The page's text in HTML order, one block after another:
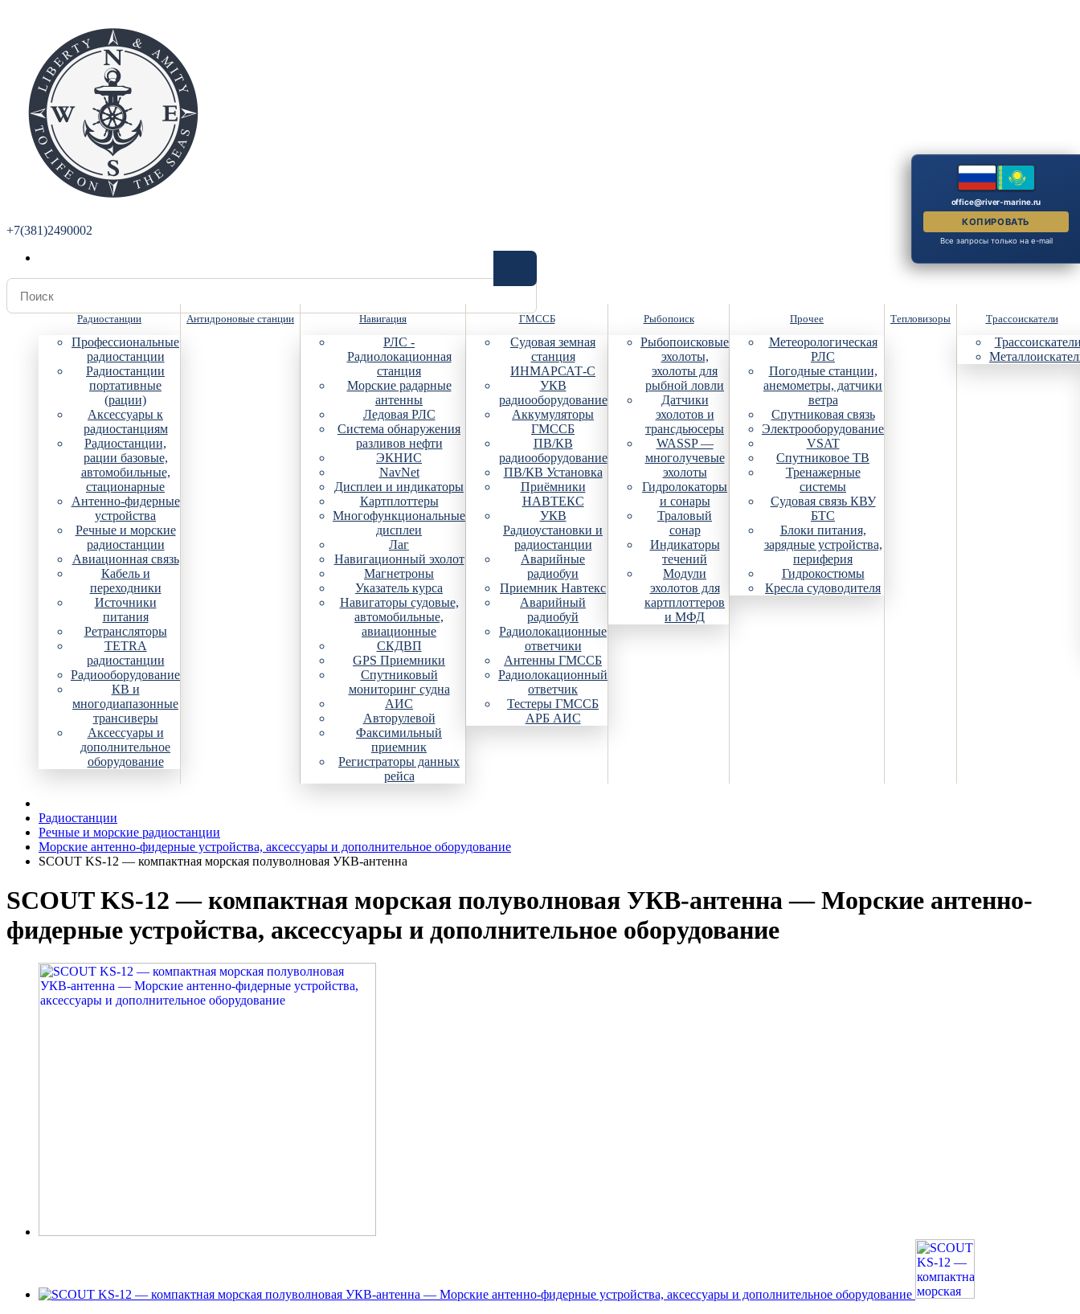
+7(381)2490002
Радиостанции
Профессиональные
радиостанции
Радиостанции
портативные
(рации)
Аксессуары к
радиостанциям
Радиостанции,
рации базовые,
автомобильные,
стационарные
Антенно-фидерные
устройства
Речные и морские
радиостанции
Авиационная связь
Кабель и
переходники
Источники
питания
Ретрансляторы
TETRA
радиостанции
Радиооборудование
КВ и
многодиапазонные
трансиверы
Аксессуары и
дополнительное
оборудование
Антидроновые станции Навигация
РЛС -
Радиолокационная
станция
Морские радарные
антенны
Ледовая РЛС
Система обнаружения
разливов нефти
ЭКНИС
NavNet
Дисплеи и индикаторы
Картплоттеры
Многофункциональные
дисплеи
Лаг
Навигационный эхолот
Магнетроны
Указатель курса
Навигаторы судовые,
автомобильные,
авиационные
СКДВП
GPS Приемники
Спутниковый
мониторинг судна
АИС
Авторулевой
Факсимильный
приемник
Регистраторы данных
рейса
ГМССБ
Судовая земная
станция
ИНМАРСАТ-С
УКВ
радиооборудование
Аккумуляторы
ГМССБ
ПВ/КВ
радиооборудование
ПВ/КВ Установка
Приёмники
НАВТЕКС
УКВ
Радиоустановки и
радиостанции
Аварийные
радиобуи
Приемник Навтекс
Аварийный
радиобуй
Радиолокационные
ответчики
Антенны ГМССБ
Радиолокационный
ответчик
Тестеры ГМССБ
АРБ АИС
Рыбопоиск
Рыбопоисковые
эхолоты,
эхолоты для
рыбной ловли
Датчики
эхолотов и
трансдьюсеры
WASSP —
многолучевые
эхолоты
Гидролокаторы
и сонары
Траловый
сонар
Индикаторы
течений
Модули
эхолотов для
картплоттеров
и МФД
Прочее
Метеорологическая
РЛС
Погодные станции,
анемометры, датчики
ветра
Спутниковая связь
Электрооборудование
VSAT
Спутниковое ТВ
Тренажерные
системы
Судовая связь КВУ
БТС
Блоки питания,
зарядные устройства,
периферия
Гидрокостюмы
Кресла судоводителя
Тепловизоры Трассоискатели
Радиостанции
Речные и морские радиостанции
Морские антенно-фидерные устройства, аксессуары и дополнительное оборудование
SCOUT KS-12 — компактная морская полуволновая УКВ-антенна
SCOUT KS-12 — компактная морская полуволновая УКВ-антенна — Морские антенно-
фидерные устройства, аксессуары и дополнительное оборудование
office@river-marine.ru
КОПИРОВАТЬ
Все запросы только на e-mail